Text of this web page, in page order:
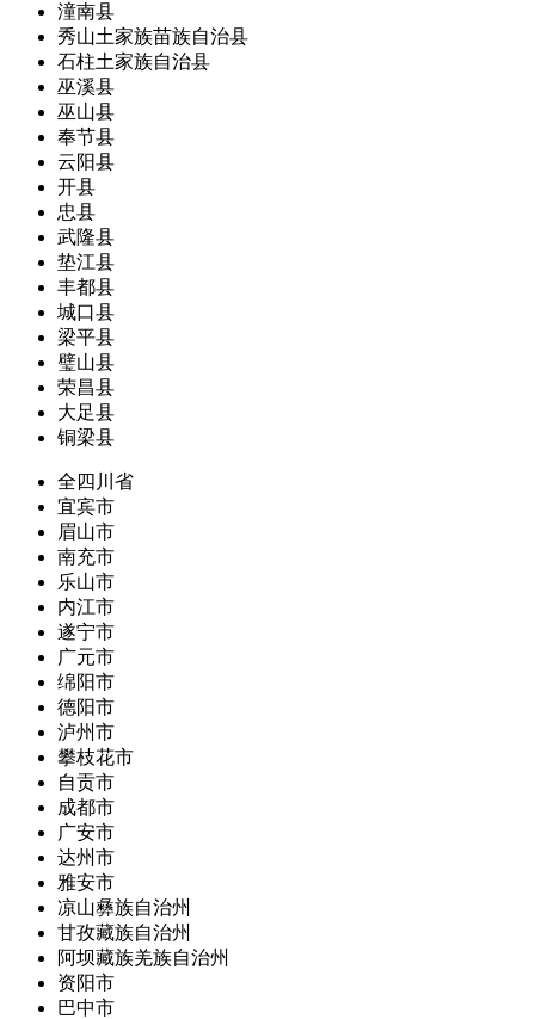
潼南县
秀山土家族苗族自治县
石柱土家族自治县
巫溪县
巫山县
奉节县
云阳县
开县
忠县
武隆县
垫江县
丰都县
城口县
梁平县
璧山县
荣昌县
大足县
铜梁县
全四川省
宜宾市
眉山市
南充市
乐山市
内江市
遂宁市
广元市
绵阳市
德阳市
泸州市
攀枝花市
自贡市
成都市
广安市
达州市
雅安市
凉山彝族自治州
甘孜藏族自治州
阿坝藏族羌族自治州
资阳市
巴中市